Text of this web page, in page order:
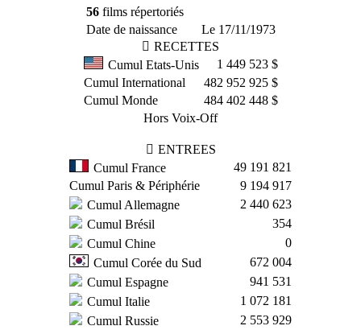
56films répertoriés
Date de naissance
Le 17/11/1973
RECETTES
Cumul Etats-Unis
1 449 523 $
Cumul International
482 952 925 $
Cumul Monde
484 402 448 $
Hors Voix-Off
ENTREES
Cumul France
49 191 821
Cumul Paris & Périphérie
9 194 917
Cumul Allemagne
2 440 623
Cumul Brésil
354
Cumul Chine
0
Cumul Corée du Sud
672 004
Cumul Espagne
941 531
Cumul Italie
1 072 181
Cumul Russie
2 553 929